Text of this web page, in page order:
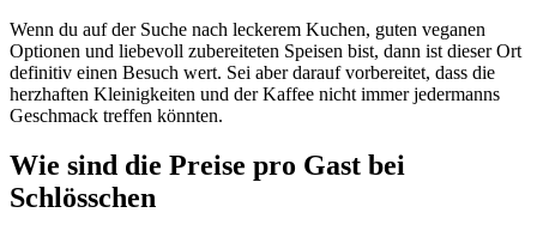
Wenn du auf der Suche nach leckerem Kuchen, guten veganen
Optionen und liebevoll zubereiteten Speisen bist, dann ist dieser Ort
definitiv einen Besuch wert. Sei aber darauf vorbereitet, dass die
herzhaften Kleinigkeiten und der Kaffee nicht immer jedermanns
Geschmack treffen könnten.
Wie sind die Preise pro Gast bei
Schlösschen